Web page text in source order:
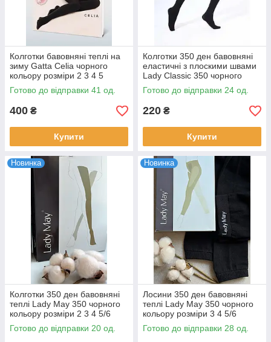
Колготки бавовняні теплі на
зиму Gatta Celia чорного
кольору розміри 2 3 4 5
Готово до відправки 41 од.
400 ₴
Купити
Колготки 350 ден бавовняні
еластичні з плоскими швами
Lady Classic 350 чорного
коричневого кольорів розміри
2 3 4 5 6
Готово до відправки 24 од.
220 ₴
Купити
Новинка
Колготки 350 ден бавовняні
теплі Lady May 350 чорного
кольору розміри 2 3 4 5/6
Готово до відправки 20 од.
Новинка
Лосини 350 ден бавовняні
теплі Lady May 350 чорного
кольору розміри 3 4 5/6
Готово до відправки 28 од.